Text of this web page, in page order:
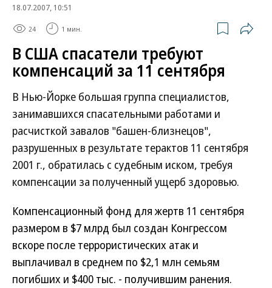
18.07.2007, 10:51
24 1 мин.
В США спасатели требуют
компенсаций за 11 сентября
В Нью-Йорке большая группа специалистов,
занимавшихся спасательными работами и
расчисткой завалов "башен-близнецов",
разрушенных в результате терактов 11 сентября
2001 г., обратилась с судебным иском, требуя
компенсации за полученный ущерб здоровью.
Компенсационный фонд для жертв 11 сентября
размером в $7 млрд был создан Конгрессом
вскоре после террористических атак и
выплачивал в среднем по $2,1 млн семьям
погибших и $400 тыс. - получившим ранения.